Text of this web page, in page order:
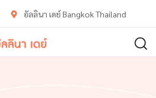
อัลลินา เดย์ Bangkok Thailand